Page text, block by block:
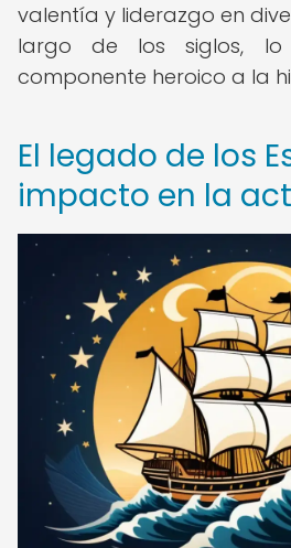
valentía y liderazgo en
largo de los siglos,
componente heroico a la
El legado de los
impacto en la